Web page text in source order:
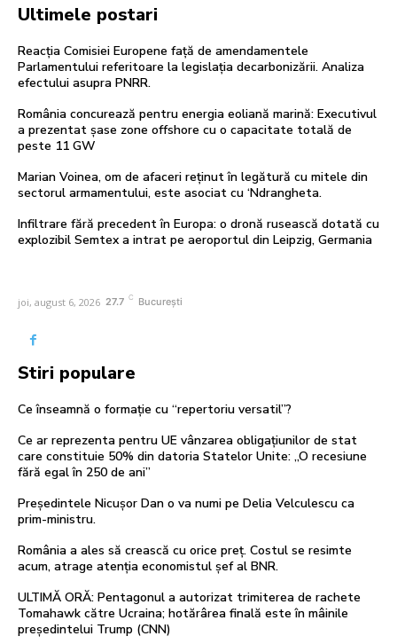
Ultimele postari
Reacția Comisiei Europene față de amendamentele
Parlamentului referitoare la legislația decarbonizării. Analiza
efectului asupra PNRR.
România concurează pentru energia eoliană marină: Executivul
a prezentat șase zone offshore cu o capacitate totală de
peste 11 GW
Marian Voinea, om de afaceri reținut în legătură cu mitele din
sectorul armamentului, este asociat cu ‘Ndrangheta.
Infiltrare fără precedent în Europa: o dronă rusească dotată cu
explozibil Semtex a intrat pe aeroportul din Leipzig, Germania
joi, august 6, 2026 27.7 C București
Stiri populare
Ce înseamnă o formație cu “repertoriu versatil”?
Ce ar reprezenta pentru UE vânzarea obligațiunilor de stat
care constituie 50% din datoria Statelor Unite: „O recesiune
fără egal în 250 de ani”
Președintele Nicușor Dan o va numi pe Delia Velculescu ca
prim-ministru.
România a ales să crească cu orice preț. Costul se resimte
acum, atrage atenția economistul șef al BNR.
ULTIMĂ ORĂ: Pentagonul a autorizat trimiterea de rachete
Tomahawk către Ucraina; hotărârea finală este în mâinile
președintelui Trump (CNN)